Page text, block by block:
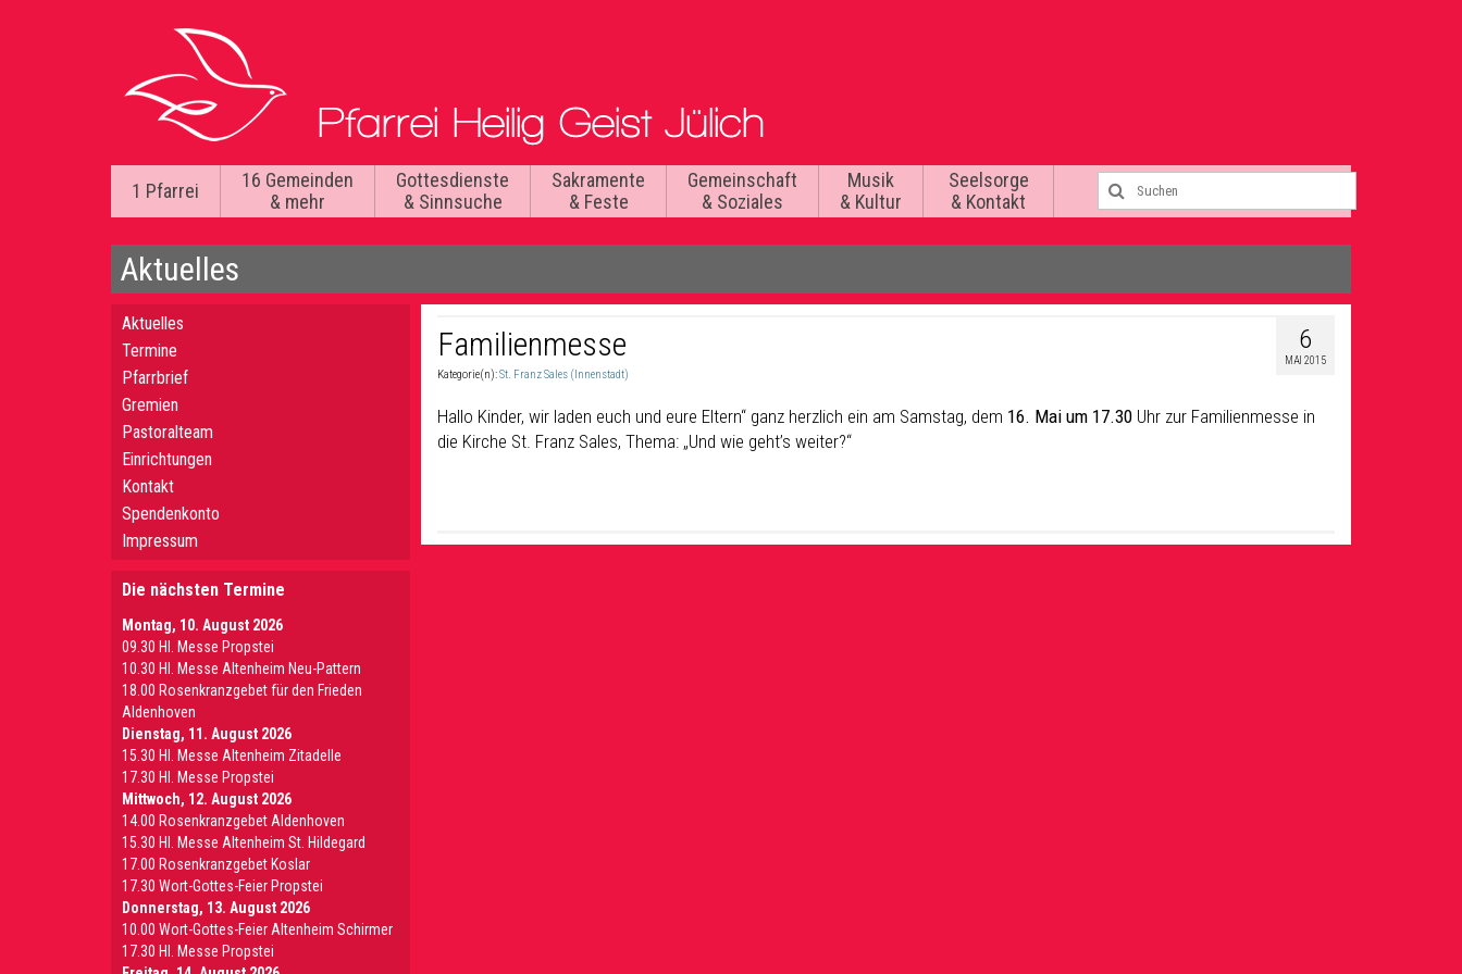
1 Pfarrei
16 Gemeinden
& mehr
Gottesdienste
& Sinnsuche
Sakramente
& Feste
Gemeinschaft
& Soziales
Musik
& Kultur
Seelsorge
& Kontakt
Aktuelles
6
MAI 2015
Familienmesse
Kategorie(n):St. Franz Sales (Innenstadt)
Hallo Kinder, wir laden euch und eure Eltern“ ganz herzlich ein am Samstag, dem 16. Mai um 17.30 Uhr zur Familienmesse in
die Kirche St. Franz Sales, Thema: „Und wie geht’s weiter?“
Aktuelles
Termine
Pfarrbrief
Gremien
Pastoralteam
Einrichtungen
Kontakt
Spendenkonto
Impressum
Die nächsten Termine
Montag, 10. August 2026
09.30 Hl. Messe Propstei
10.30 Hl. Messe Altenheim Neu-Pattern
18.00 Rosenkranzgebet für den Frieden
Aldenhoven
Dienstag, 11. August 2026
15.30 Hl. Messe Altenheim Zitadelle
17.30 Hl. Messe Propstei
Mittwoch, 12. August 2026
14.00 Rosenkranzgebet Aldenhoven
15.30 Hl. Messe Altenheim St. Hildegard
17.00 Rosenkranzgebet Koslar
17.30 Wort-Gottes-Feier Propstei
Donnerstag, 13. August 2026
10.00 Wort-Gottes-Feier Altenheim Schirmer
17.30 Hl. Messe Propstei